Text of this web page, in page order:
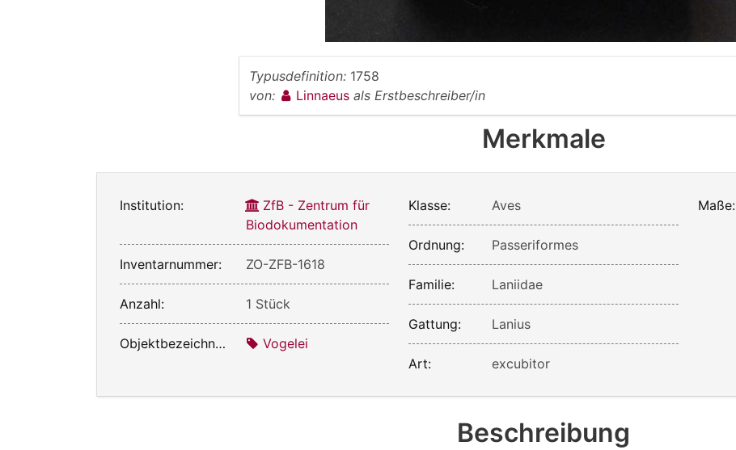
Typusdefinition: 1758
von:
Linnaeus als Erstbeschreiber/in
Merkmale
Institution:
ZfB - Zentrum für
Biodokumentation
Inventarnummer: ZO-ZFB-1618
Anzahl: 1 Stück
Objektbezeichnung: Vogelei
Klasse: Aves
Ordnung: Passeriformes
Familie: Laniidae
Gattung: Lanius
Art: excubitor
Maße:
Beschreibung